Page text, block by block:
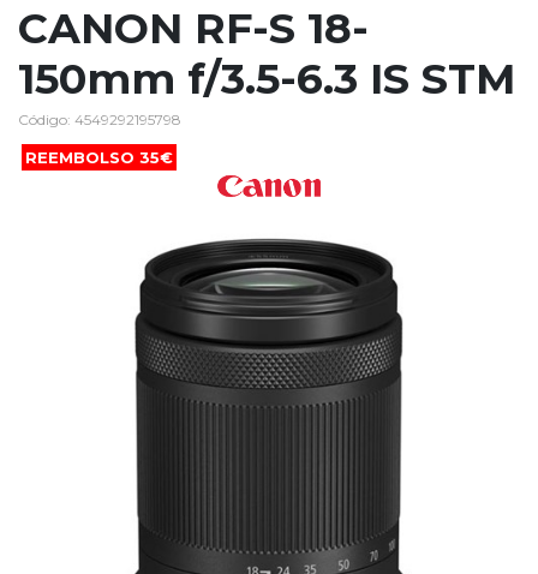
CANON RF-S 18-
150mm f/3.5-6.3 IS STM
Código: 4549292195798
REEMBOLSO 35€